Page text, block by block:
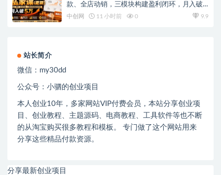
款、全店动销，三模块构建盈利闭环，月入破5
万
中创网 11 小时前 0 9.9
站长简介
微信： my30dd
公众号：小驷的创业项目
本人创业10年，多家网站VIP付费会员，本站分享创业项
目、创业教程、主题源码、电商教程、工具软件等也不断
的从淘宝购买很多教程和模板。 专门做了这个网站用来
分享这些精品付款资源。
分享最新创业项目